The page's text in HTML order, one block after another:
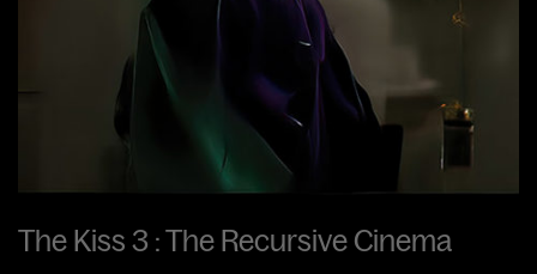
The Kiss 3 : The Recursive Cinema